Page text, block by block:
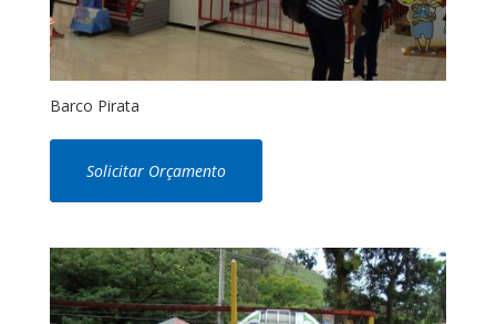
Barco Pirata
Solicitar Orçamento